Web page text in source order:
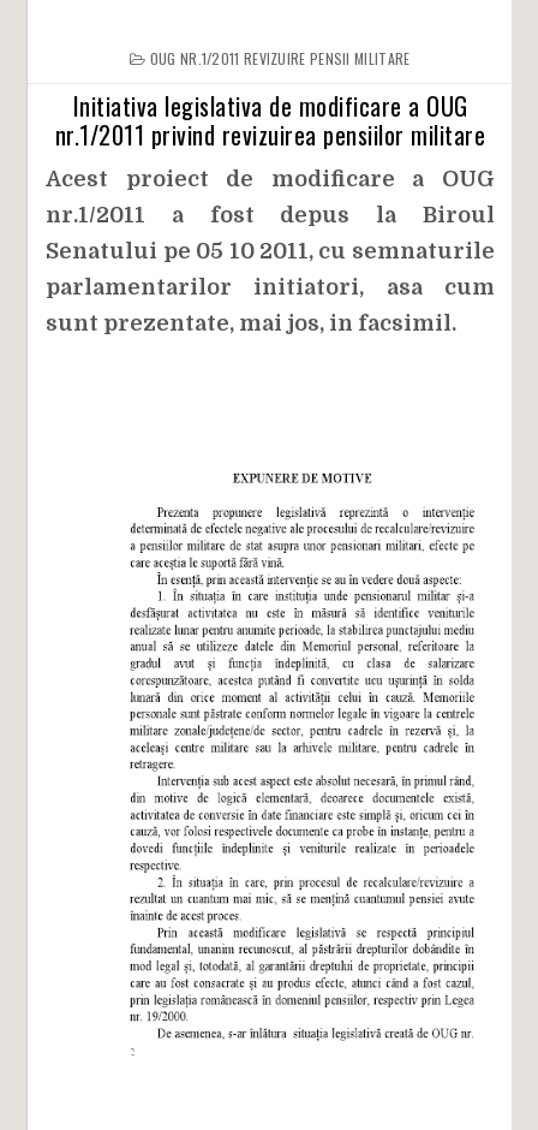
OUG NR.1/2011 REVIZUIRE PENSII MILITARE
Initiativa legislativa de modificare a OUG
nr.1/2011 privind revizuirea pensiilor militare
Acest proiect de modificare a OUG
nr.1/2011 a fost depus la Biroul
Senatului pe 05 10 2011, cu semnaturile
parlamentarilor initiatori, asa cum
sunt prezentate, mai jos, in facsimil.